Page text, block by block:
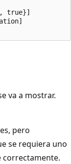
true}]
va a mostrar.
pero
se requiera uno
correctamente.